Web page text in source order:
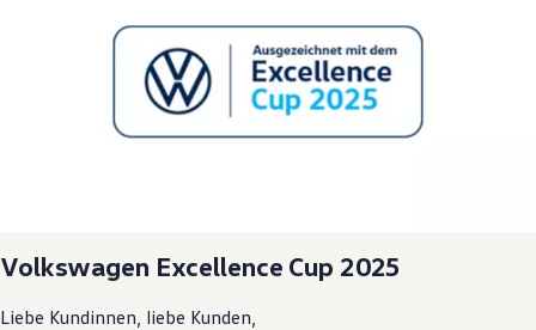
Elektromobilität
Volkswagen R
Pannen- und Unfallhilfe
Volkswagen Kundenbetreuung
Volkswagen Excellence Cup 2025
Liebe Kundinnen, liebe Kunden,